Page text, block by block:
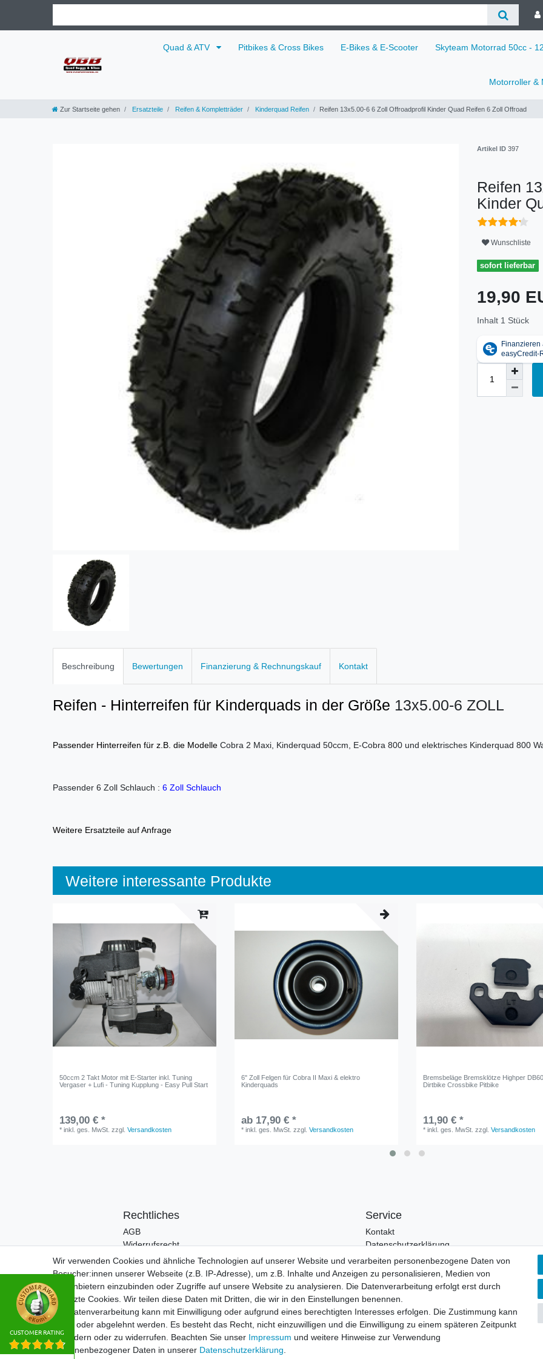
Quad & ATV Pitbikes & Cross Bikes E-Bikes & E-Scooter Skyteam Motorrad 50cc -
Motorroller &
Zur Startseite gehen Ersatzteile Reifen & Kompletträder Kinderquad Reifen Reifen 13x5.00-6 6 Zoll Offroadprofil Kinder Quad Reifen 6 Zoll Offroad
Artikel ID 397
Reifen
Kinder
Wunschliste
sofort lieferbar
19,90
Inhalt 1 Stück
Beschreibung Bewertungen Finanzierung & Rechnungskauf Kontakt
Reifen - Hinterreifen für Kinderquads in der Größe 13x5.00-6 ZOLL
Passender Hinterreifen für z.B. die Modelle Cobra 2 Maxi, Kinderquad 50ccm, E-Cobra 800 und elektrisches Kinderquad 800
Passender 6 Zoll Schlauch : 6 Zoll Schlauch
Weitere Ersatzteile auf Anfrage
Weitere interessante Produkte
50ccm 2 Takt Motor mit E-Starter inkl. Tuning
Vergaser + Lufi - Tuning Kupplung - Easy Pull Start
139,00 € *
*inkl. ges. MwSt. zzgl.Versandkosten
6" Zoll Felgen für Cobra II Maxi & elektro
Kinderquads
ab 17,90 € *
*inkl. ges. MwSt. zzgl.Versandkosten
Bremsbeläge Bremsklötze Highper
Dirtbike Crossbike Pitbike
11,90 € *
*inkl. ges. MwSt. zzgl.Versandkosten
Rechtliches
AGB
Widerrufsrecht
Impressum
Datenschutzerklärung
Service
Kontakt
Datenschutzerklärung
© Copyright 2026 | Alle Rechte vorbehalten.
CUSTOMER RATING
Wir verwenden Cookies und ähnliche Technologien auf unserer Website und verarbeiten personenbezogene Daten von
Besucher:innen unserer Webseite (z.B. IP-Adresse), um z.B. Inhalte und Anzeigen zu personalisieren, Medien von
Drittanbietern einzubinden oder Zugriffe auf unsere Website zu analysieren. Die Datenverarbeitung erfolgt erst durch
gesetzte Cookies. Wir teilen diese Daten mit Dritten, die wir in den Einstellungen benennen.
Die Datenverarbeitung kann mit Einwilligung oder aufgrund eines berechtigten Interesses erfolgen. Die Zustimmung kann
erteilt oder abgelehnt werden. Es besteht das Recht, nicht einzuwilligen und die Einwilligung zu einem späteren Zeitpunkt
zu ändern oder zu widerrufen. Beachten Sie unser Impressum und weitere Hinweise zur Verwendung
personenbezogener Daten in unserer Daten­schutz­erklärung